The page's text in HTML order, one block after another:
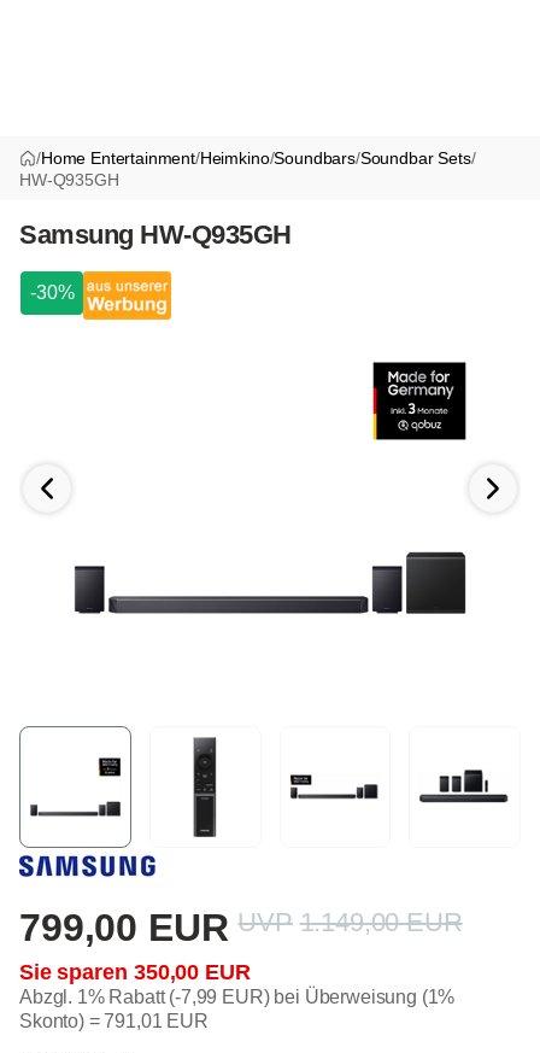
/Home Entertainment/Heimkino/Soundbars/Soundbar Sets/
HW-Q935GH
Samsung HW-Q935GH
-30%
1.149,00 EUR
350,00 EUR
799,00 EUR
Abzgl. 1% Rabatt (-7,99 EUR) bei Überweisung (1%
Skonto) = 791,01 EUR